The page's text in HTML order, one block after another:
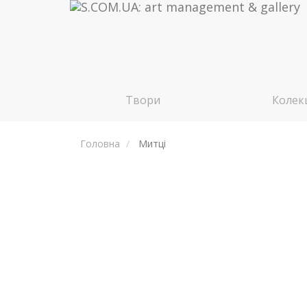
Твори
Головна Митці